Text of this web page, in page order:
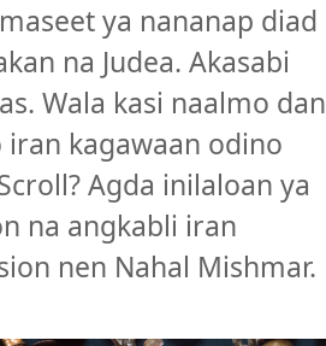
ya nananap diad
na Judea. Akasabi
Wala kasi naalmo dan
kagawaan odino
Agda inilaloan ya
na angkabli iran
nen Nahal Mishmar.